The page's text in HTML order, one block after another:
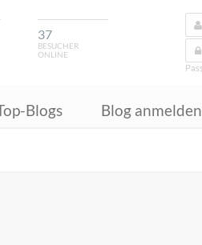
37
BESUCHER
ONLINE
Blogs Blog